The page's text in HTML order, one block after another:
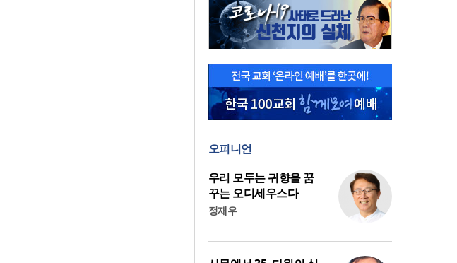
오피니언
우리 모두는 귀향을 꿈
꾸는 오디세우스다
정재우